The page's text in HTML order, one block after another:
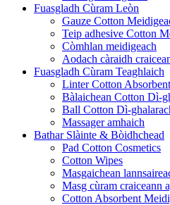
Fuasgladh Cùram Leòn
Gauze Cotton
Teip adhesive Cotton
Còmhlan meidigeach
Aodach càraidh
Fuasgladh Cùram Teaghlaich
Linter Cotton
Bàlaichean Cotton Dì-
Ball Cotton Dì-
Massager amhaich
Bathar Slàinte & Bòidhchead
Pad Cotton Cosmetics
Cotton Wipes
Masgaichean
Masg cùram craiceann
Cotton Absorbent